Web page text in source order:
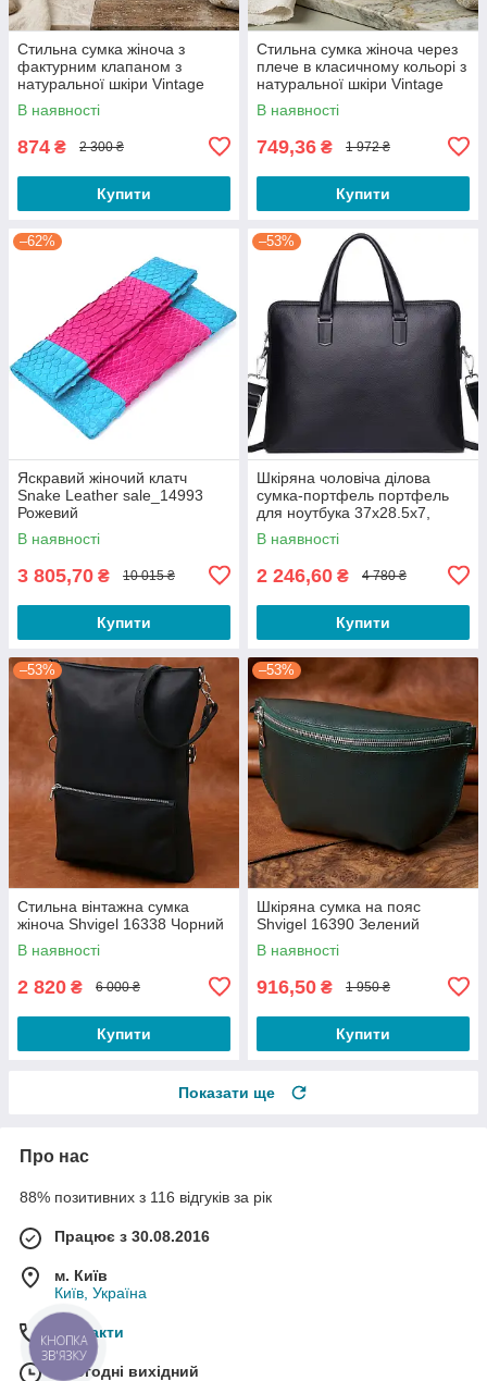
Стильна сумка жіноча з
фактурним клапаном з
натуральної шкіри Vintage
22620 Бежева
В наявності
874 ₴ 2 300 ₴
Купити
Стильна сумка жіноча через
плече в класичному кольорі з
натуральної шкіри Vintage
22658 Руда
В наявності
749,36 ₴ 1 972 ₴
Купити
–62%
Яскравий жіночий клатч
Snake Leather sale_14993
Рожевий
В наявності
3 805,70 ₴ 10 015 ₴
Купити
–53%
Шкіряна чоловіча ділова
сумка-портфель портфель
для ноутбука 37х28.5х7,
дипломат для офіса Tiding
Bag 64028 чорний
В наявності
2 246,60 ₴ 4 780 ₴
Купити
–53%
Стильна вінтажна сумка
жіноча Shvigel 16338 Чорний
В наявності
2 820 ₴ 6 000 ₴
Купити
–53%
Шкіряна сумка на пояс
Shvigel 16390 Зелений
В наявності
916,50 ₴ 1 950 ₴
Купити
Показати ще
Про нас
88% позитивних з 116 відгуків за рік
Працює з 30.08.2016
м. Київ
Київ, Україна
Контакти
Сьогодні вихідний
КНОПКА
ЗВ'ЯЗКУ